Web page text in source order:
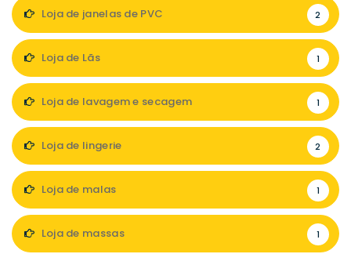
Loja de janelas de PVC 2
Loja de Lãs 1
Loja de lavagem e secagem 1
Loja de lingerie 2
Loja de malas 1
Loja de massas 1